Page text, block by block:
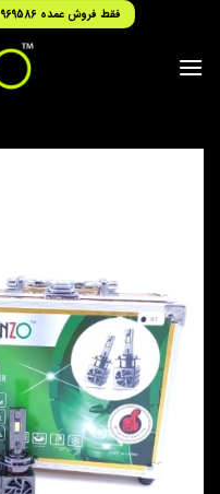
content
فقط فروش عمده 02133969586